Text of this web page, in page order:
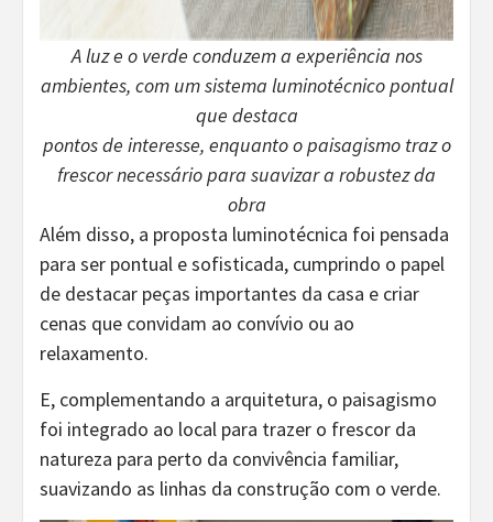
A luz e o verde conduzem a experiência nos
ambientes, com um sistema luminotécnico pontual
que destaca
pontos de interesse, enquanto o paisagismo traz o
frescor necessário para suavizar a robustez da
obra
Além disso, a proposta luminotécnica foi pensada
para ser pontual e sofisticada, cumprindo o papel
de destacar peças importantes da casa e criar
cenas que convidam ao convívio ou ao
relaxamento.
E, complementando a arquitetura, o paisagismo
foi integrado ao local para trazer o frescor da
natureza para perto da convivência familiar,
suavizando as linhas da construção com o verde.